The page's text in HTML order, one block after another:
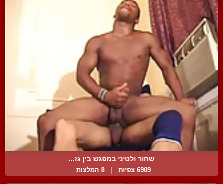
שחור ולטיני במפגש בין גז...
6909 צפיות 8 המלצות